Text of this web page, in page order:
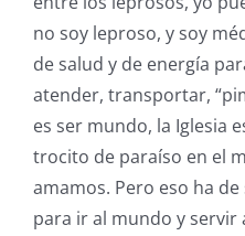
no soy leproso, y soy
de salud y de energía
atender, transportar,
es ser mundo, la Iglesia
trocito de paraíso en el
amamos. Pero eso ha
para ir al mundo y